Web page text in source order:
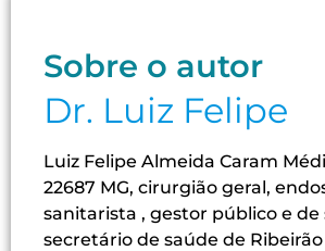
Sobre o autor
Dr. Luiz Felipe
Luiz Felipe Almeida Caram
22687 MG, cirurgião geral,
sanitarista , gestor público e de
secretário de saúde de Ribeirão